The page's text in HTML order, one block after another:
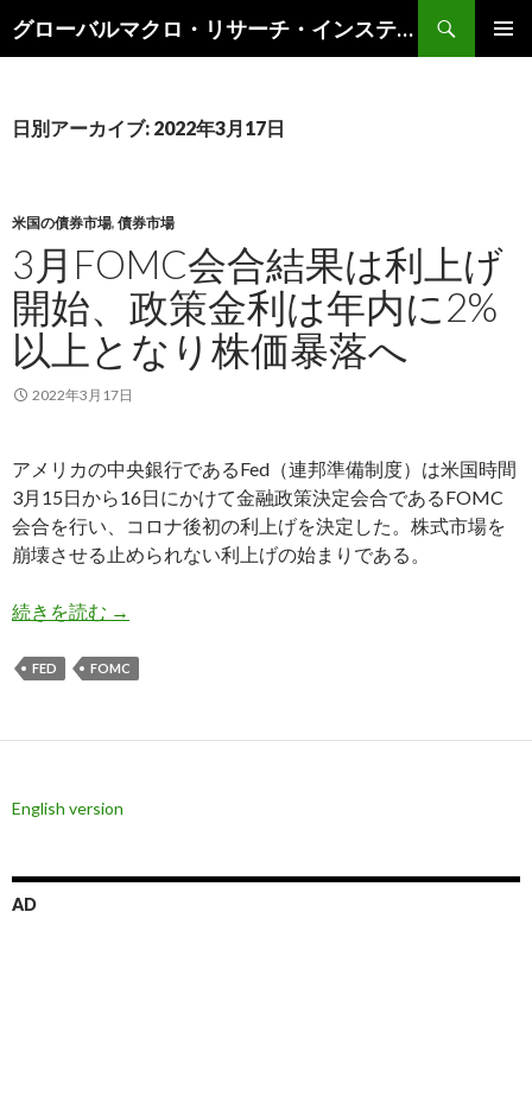
グローバルマクロ・リサーチ・インスティテュート
索
ン
キ
ッ
プ
日別アーカイブ: 2022年3月17日
米国の債券市場, 債券市場
3月FOMC会合結果は利上げ
開始、政策金利は年内に2%
以上となり株価暴落へ
2022年3月17日
アメリカの中央銀行であるFed（連邦準備制度）は米国時間
3月15日から16日にかけて金融政策決定会合であるFOMC
会合を行い、コロナ後初の利上げを決定した。株式市場を
崩壊させる止められない利上げの始まりである。
続きを読む 3月FOMC会合結果は利上げ開始、政策金利は年
→
FED FOMC
English version
AD